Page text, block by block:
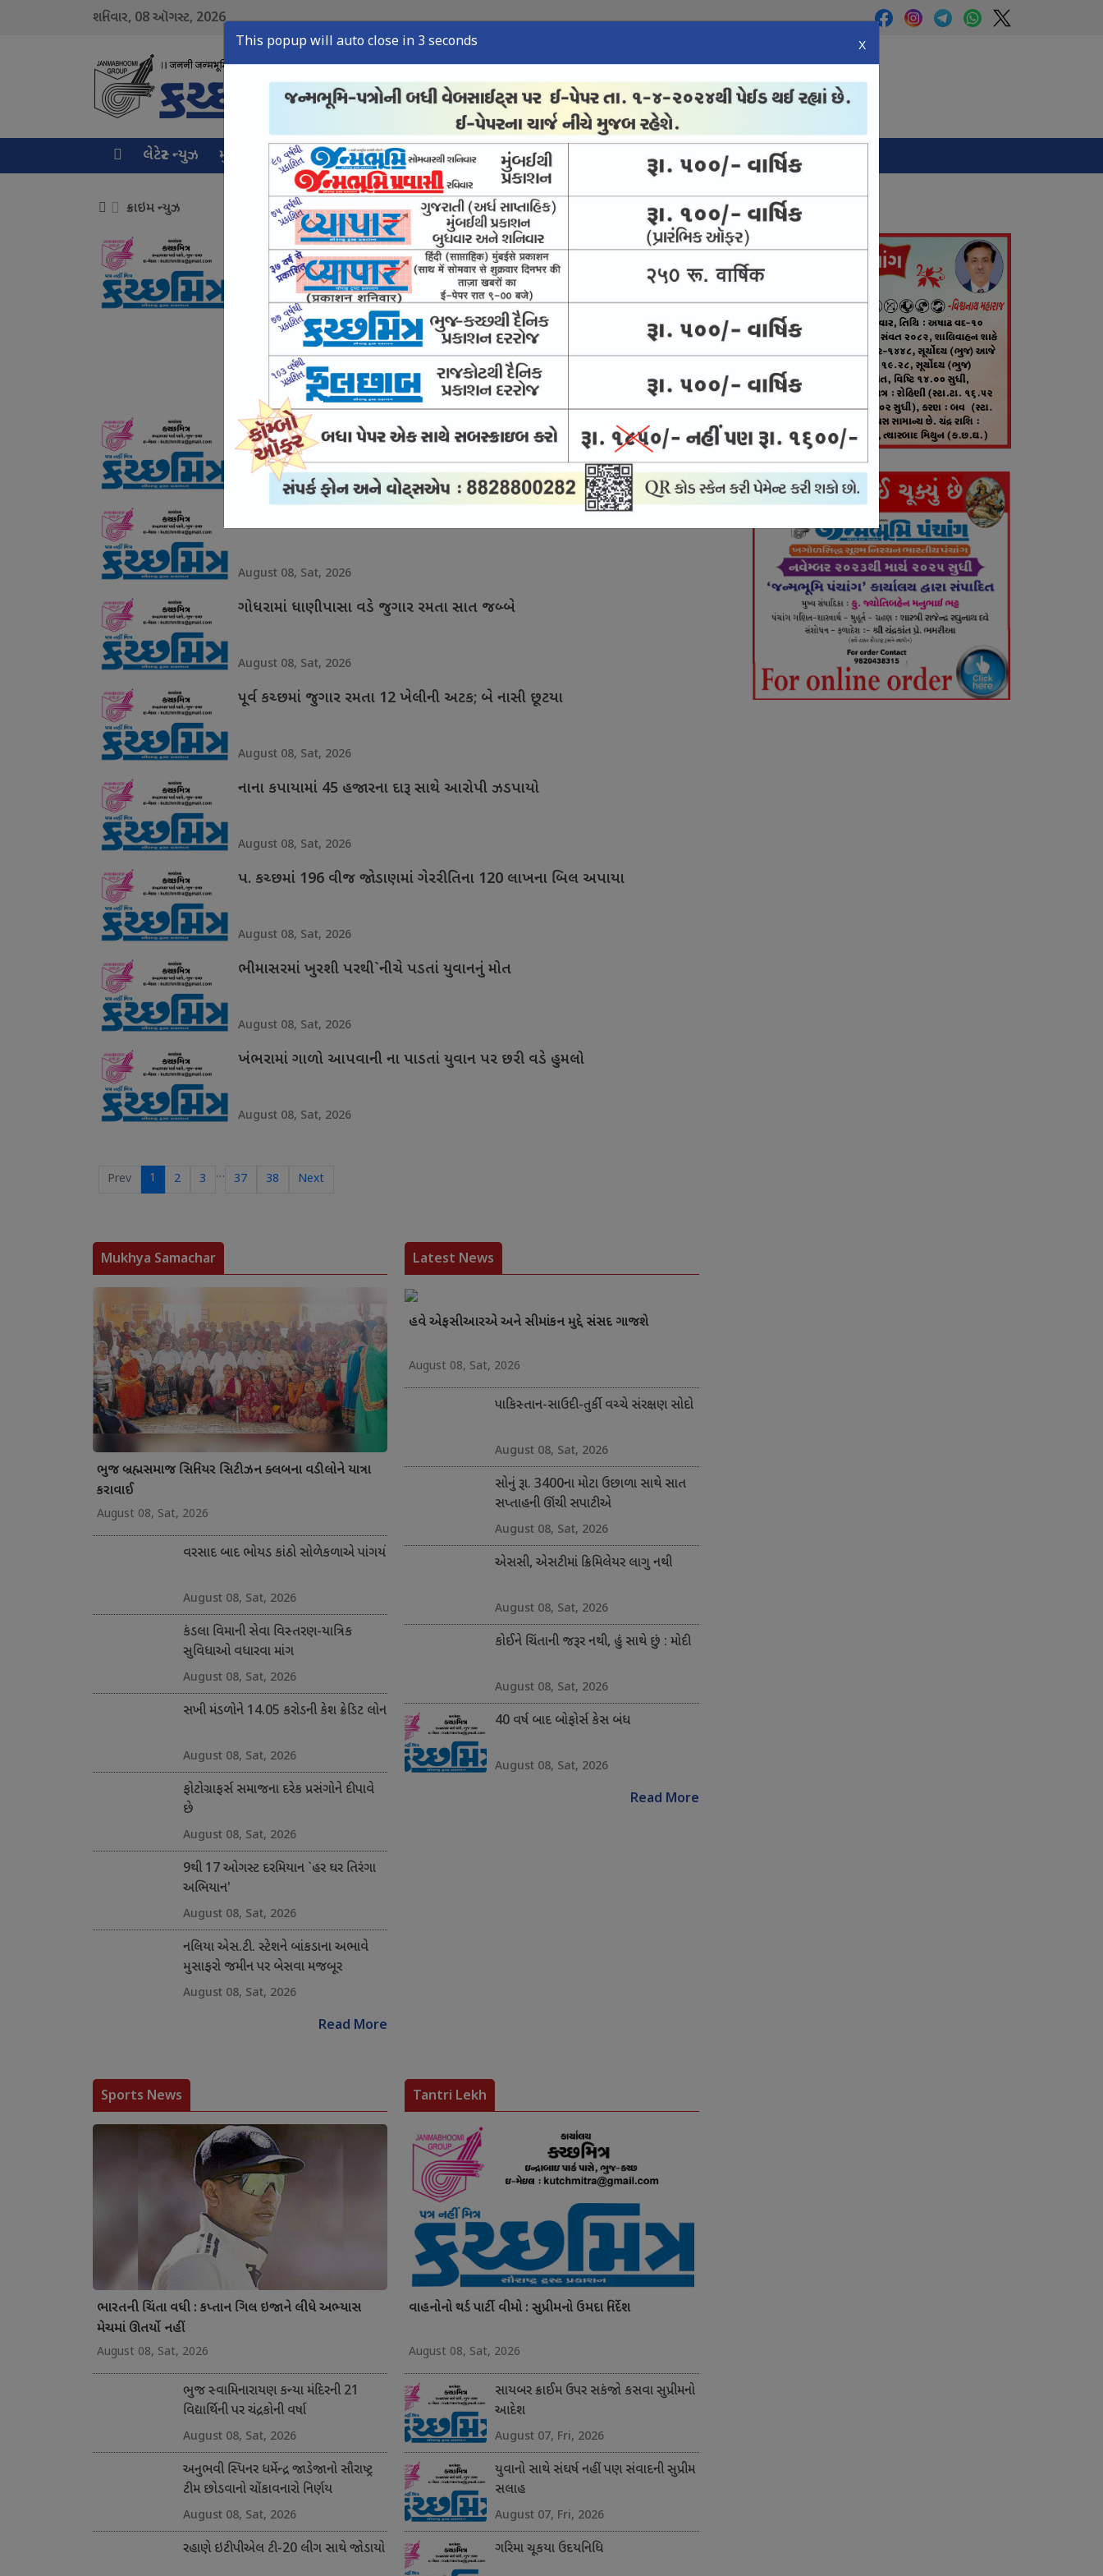
શનિવાર, 08ઑગસ્ટ, 2026
લેટેસ્ટ ન્યુઝ મુખ્ય સમાચાર ક્રાઇમ ન્યુઝ સ્પોર્ટ્સ ન્યુઝ તંત્રી લેખ ઈ-પેપર
This popup will auto close in 2 seconds X
ક્રાઇમ ન્યુઝ
નશામુક્ત યુવા માટે આવકાર્ય અભિયાન
August 08, Sat, 2026
કચ્છમાં એનાલોગ પનીર અને ચીઝની તપાસમાં નમૂના શંકાસ્પદ જણાયા
August 08, Sat, 2026
સામખિયાળીમાં 2.16 લાખના હેરોઇન સાથે બે શખ્સની અટક
August 08, Sat, 2026
મુંદરા કસ્ટોડિયલ ડેથ કેસ : જામીન પર છૂટેલો આરોપી વોરંટ બાદ હાજર
August 08, Sat, 2026
ગોધરામાં ધાણીપાસા વડે જુગાર રમતા સાત જબ્બે
August 08, Sat, 2026
પૂર્વ કચ્છમાં જુગાર રમતા 12 ખેલીની અટક; બે નાસી છૂટયા
August 08, Sat, 2026
નાના કપાયામાં 45 હજારના દારૂ સાથે આરોપી ઝડપાયો
August 08, Sat, 2026
પ. કચ્છમાં 196 વીજ જોડાણમાં ગેરરીતિના 120 લાખના બિલ અપાયા
August 08, Sat, 2026
ભીમાસરમાં ખુરશી પરથી`નીચે પડતાં યુવાનનું મોત
August 08, Sat, 2026
ખંભરામાં ગાળો આપવાની ના પાડતાં યુવાન પર છરી વડે હુમલો
August 08, Sat, 2026
Prev 1 2 3 … 37 38 Next
Panchang
Mukhya Samachar
ભુજ બ્રહ્મસમાજ સિનિયર સિટીઝન ક્લબના વડીલોને યાત્રા
કરાવાઈ
August 08, Sat, 2026
વરસાદ બાદ ભોયડ કાંઠો સોળેકળાએ પાંગર્યો
August 08, Sat, 2026
કંડલા વિમાની સેવા વિસ્તરણ-યાત્રિક
સુવિધાઓ વધારવા માંગ
August 08, Sat, 2026
સખી મંડળોને 14.05 કરોડની કેશ ક્રેડિટ લોન
August 08, Sat, 2026
ફોટોગ્રાફર્સ સમાજના દરેક પ્રસંગોને દીપાવે
છે
August 08, Sat, 2026
9થી 17 ઓગસ્ટ દરમિયાન `હર ઘર તિરંગા
અભિયાન'
August 08, Sat, 2026
નલિયા એસ.ટી. સ્ટેશને બાંકડાના અભાવે
મુસાફરો જમીન પર બેસવા મજબૂર
August 08, Sat, 2026
Read More
Latest News
હવે એફસીઆરએ અને સીમાંકન મુદ્દે સંસદ ગાજશે
August 08, Sat, 2026
પાકિસ્તાન-સાઉદી-તુર્કી વચ્ચે સંરક્ષણ સોદો
August 08, Sat, 2026
સોનું રૂા. 3400ના મોટા ઉછાળા સાથે સાત
સપ્તાહની ઊંચી સપાટીએ
August 08, Sat, 2026
એસસી, એસટીમાં ક્રિમિલેયર લાગુ નથી
August 08, Sat, 2026
કોઈને ચિંતાની જરૂર નથી, હું સાથે છું : મોદી
August 08, Sat, 2026
40 વર્ષ બાદ બોફોર્સ કેસ બંધ
August 08, Sat, 2026
Read More
Sports News
ભારતની ચિંતા વધી : કપ્તાન ગિલ ઇજાને લીધે અભ્યાસ
મેચમાં ઊતર્યો નહીં
August 08, Sat, 2026
ભુજ સ્વામિનારાયણ કન્યા મંદિરની 21
વિદ્યાર્થિની પર ચંદ્રકોની વર્ષા
August 08, Sat, 2026
અનુભવી સ્પિનર ધર્મેન્દ્ર જાડેજાનો સૌરાષ્ટ્ર
ટીમ છોડવાનો ચોંકાવનારો નિર્ણય
August 08, Sat, 2026
રહાણે ઇટીપીએલ ટી-20 લીગ સાથે જોડાયો
Tantri Lekh
વાહનોનો થર્ડ પાર્ટી વીમો : સુપ્રીમનો ઉમદા નિર્દેશ
August 08, Sat, 2026
સાયબર ક્રાઈમ ઉપર સકંજો કસવા સુપ્રીમનો
આદેશ
August 07, Fri, 2026
યુવાનો સાથે સંઘર્ષ નહીં પણ સંવાદની સુપ્રીમ
સલાહ
August 07, Fri, 2026
ગરિમા ચૂકયા ઉદયનિધિ